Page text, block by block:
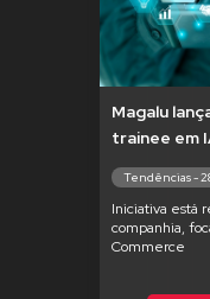
Magalu
trainee em
Tendências -
Iniciativa está
companhia,
Commerce